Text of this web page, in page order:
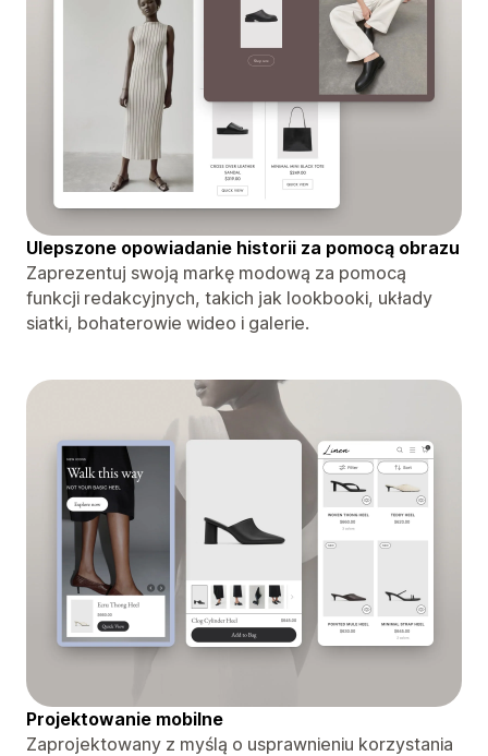
Ulepszone opowiadanie historii za pomocą obrazu
Zaprezentuj swoją markę modową za pomocą
funkcji redakcyjnych, takich jak lookbooki, układy
siatki, bohaterowie wideo i galerie.
Projektowanie mobilne
Zaprojektowany z myślą o usprawnieniu korzystania